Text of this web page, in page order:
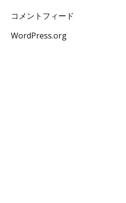
コメントフィード
WordPress.org